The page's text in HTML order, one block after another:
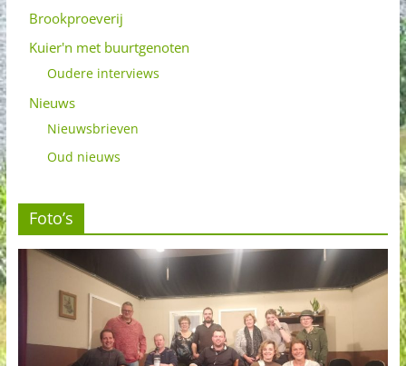
Brookproeverij
Kuier'n met buurtgenoten
Oudere interviews
Nieuws
Nieuwsbrieven
Oud nieuws
Foto’s